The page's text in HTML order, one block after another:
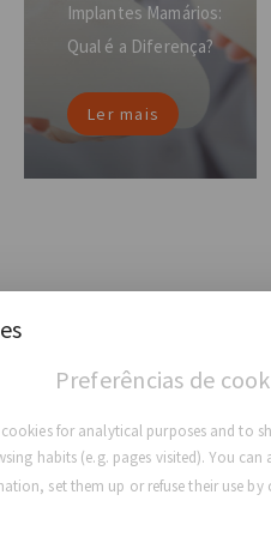
Implantes Mamários:
Qual é a Diferença?
Ler mais
documento não se destina,
orientações médicas,
Todo o conteúdo e as
ou disponibilizadas por meio
gerais. A GC Aesthetics®
nem assume qualquer
informações aqui contidas, e
a alterações sem aviso.
Preferências de
for analytical purposes and to
habits (e.g. pages visited). You
set them up or refuse their use